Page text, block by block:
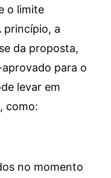
o limite
princípio, a
da proposta,
para o
levar em
como:
no momento